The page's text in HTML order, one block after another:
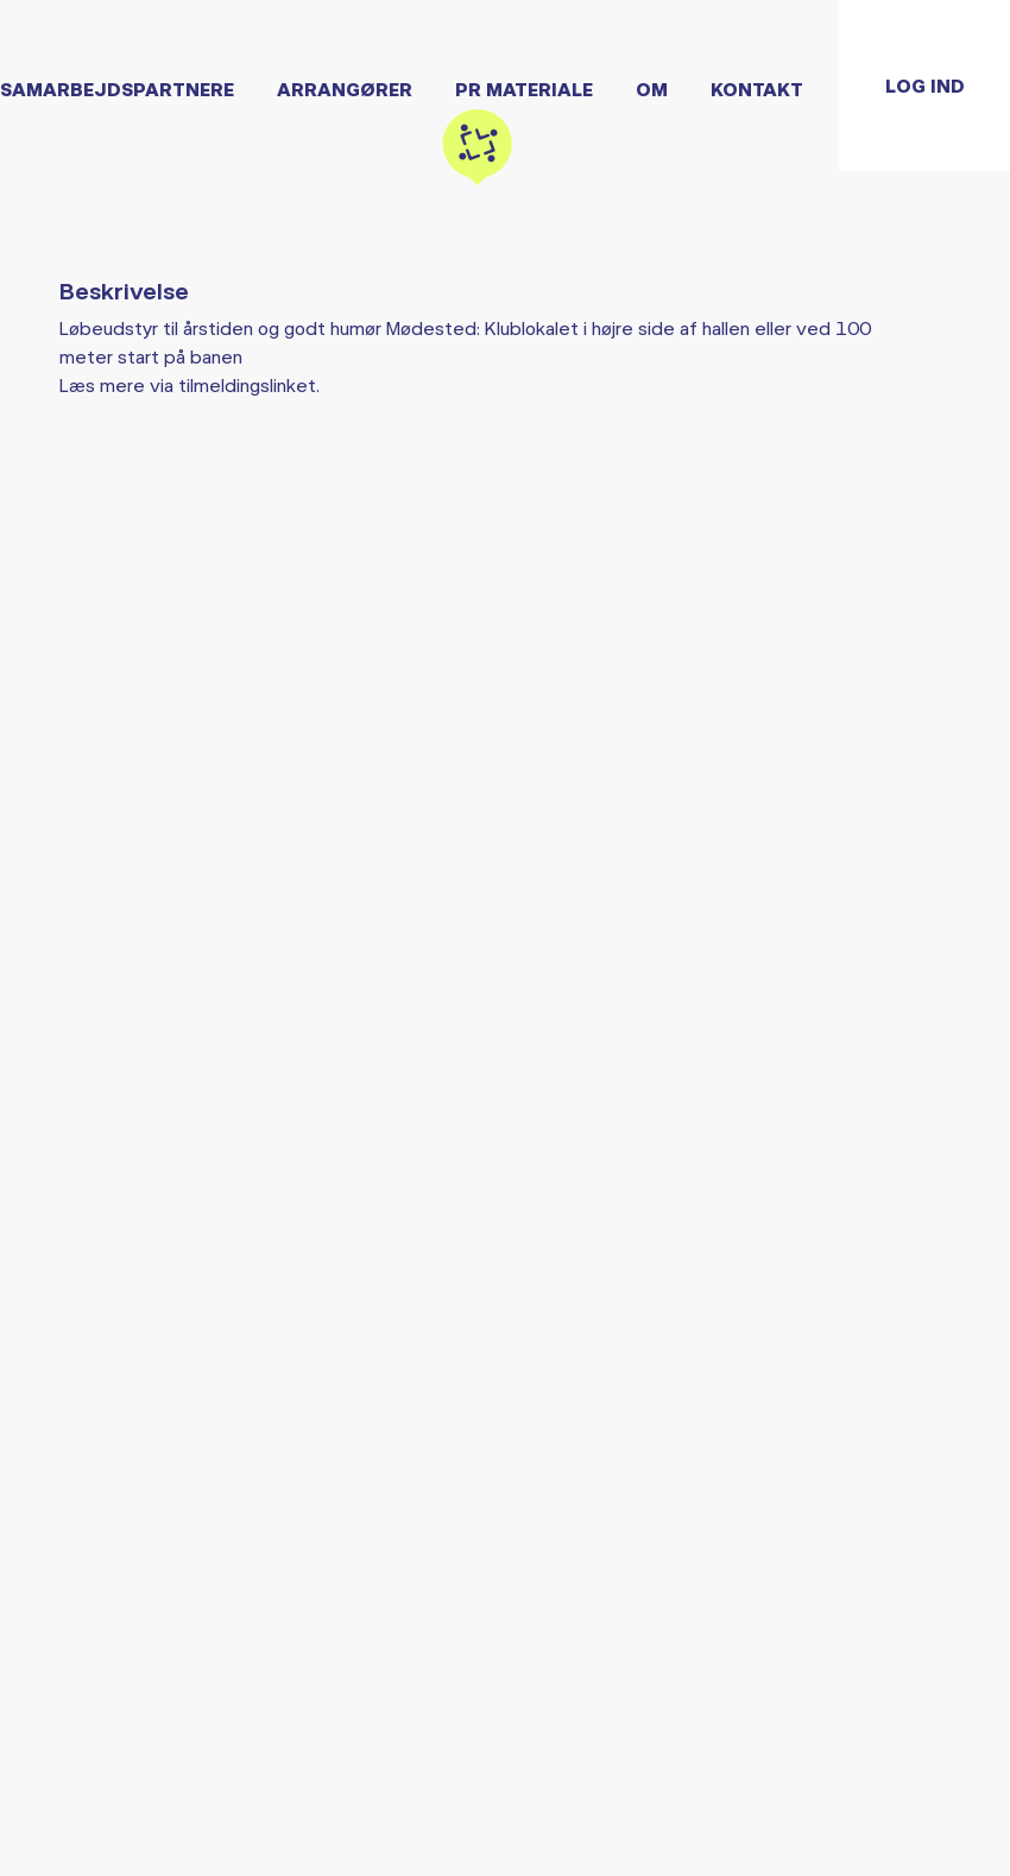
SAMARBEJDSPARTNERE ARRANGØRER PR MATERIALE OM KONTAKT LOG IND
Beskrivelse
Løbeudstyr til årstiden og godt humør Mødested: Klublokalet i højre side af hallen eller ved 100
meter start på banen
Læs mere via tilmeldingslinket.